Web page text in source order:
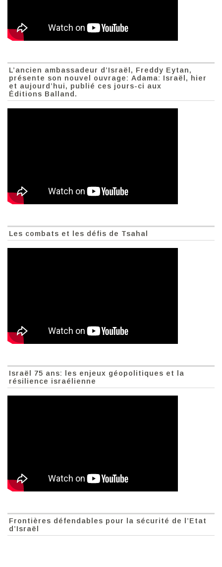
L’ancien ambassadeur d’Israël, Freddy Eytan,
présente son nouvel ouvrage: Adama: Israël, hier
et aujourd’hui, publié ces jours-ci aux
Éditions Balland.
Les combats et les défis de Tsahal
Israël 75 ans: les enjeux géopolitiques et la
résilience israélienne
Frontières défendables pour la sécurité de l’Etat
d’Israël